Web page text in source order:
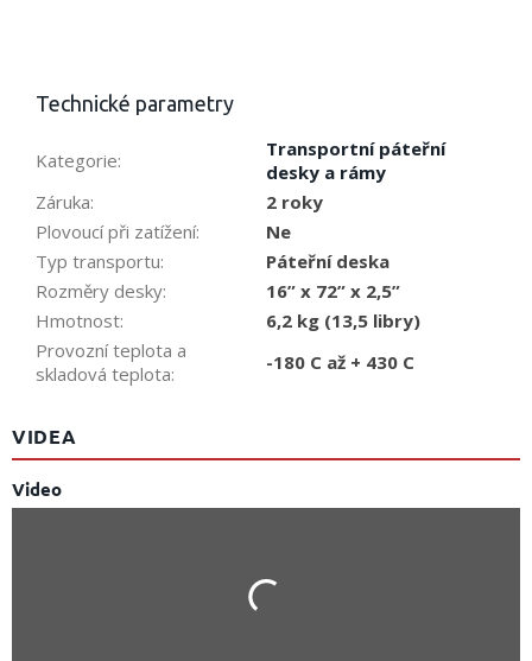
Technické parametry
Kategorie:
Transportní páteřní
desky a rámy
Záruka:
2 roky
Plovoucí při zatížení:
Ne
Typ transportu:
Páteřní deska
Rozměry desky:
16” x 72” x 2,5”
Hmotnost:
6,2 kg (13,5 libry)
Provozní teplota a
skladová teplota: -180 C až + 430 C
VIDEA
Video